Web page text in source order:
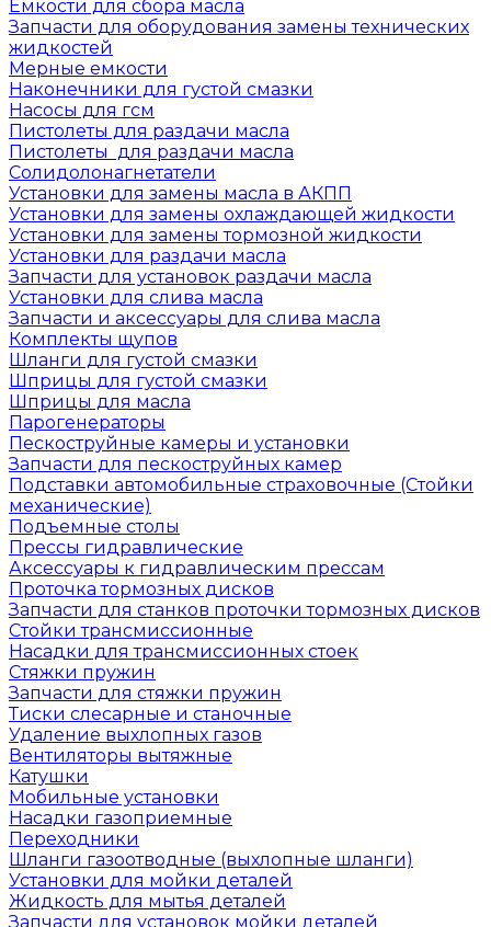
Емкости для сбора масла
Запчасти для оборудования замены технических
жидкостей
Мерные емкости
Наконечники для густой смазки
Насосы для гсм
Пистолеты для раздачи масла
Пистолеты для раздачи масла
Солидолонагнетатели
Установки для замены масла в АКПП
Установки для замены охлаждающей жидкости
Установки для замены тормозной жидкости
Установки для раздачи масла
Запчасти для установок раздачи масла
Установки для слива масла
Запчасти и аксессуары для слива масла
Комплекты щупов
Шланги для густой смазки
Шприцы для густой смазки
Шприцы для масла
Парогенераторы
Пескоструйные камеры и установки
Запчасти для пескоструйных камер
Подставки автомобильные страховочные (Стойки
механические)
Подъемные столы
Прессы гидравлические
Аксессуары к гидравлическим прессам
Проточка тормозных дисков
Запчасти для станков проточки тормозных дисков
Стойки трансмиссионные
Насадки для трансмиссионных стоек
Стяжки пружин
Запчасти для стяжки пружин
Тиски слесарные и станочные
Удаление выхлопных газов
Вентиляторы вытяжные
Катушки
Мобильные установки
Насадки газоприемные
Переходники
Шланги газоотводные (выхлопные шланги)
Установки для мойки деталей
Жидкость для мытья деталей
Запчасти для установок мойки деталей